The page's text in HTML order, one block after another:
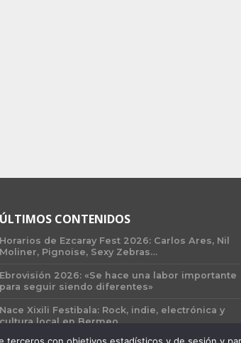
ÚLTIMOS CONTENIDOS
Horarios de Ezcaray Fest 2026: Carlos Ares, Nil
Moliner, Pignoise, Sexy Zebras…
Ebrovisión 2026: «Se hace una labor importante
para seguir siendo diferentes»
Nace Xixili Festibala: Rock, indie, electrónica y
cultura local en Bermeo